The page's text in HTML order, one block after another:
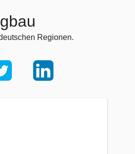
Regionen.